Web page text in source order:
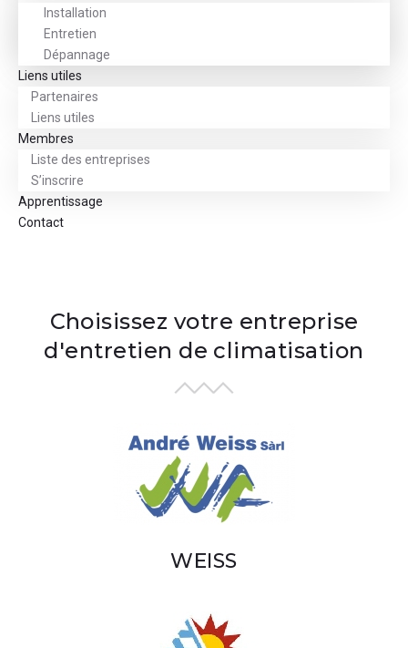
Installation
Entretien
Dépannage
Liens utiles
Partenaires
Liens utiles
Membres
Liste des entreprises
S’inscrire
Apprentissage
Contact
Choisissez votre entreprise
d'entretien de climatisation
WEISS